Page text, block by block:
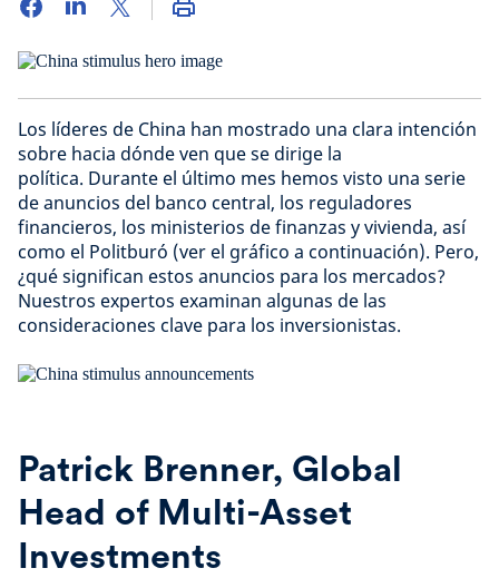
Los líderes de China han mostrado una clara intención
sobre hacia dónde ven que se dirige la
política. Durante el último mes hemos visto una serie
de anuncios del banco central, los reguladores
financieros, los ministerios de finanzas y vivienda, así
como el Politburó (ver el gráfico a continuación). Pero,
¿qué significan estos anuncios para los mercados?
Nuestros expertos examinan algunas de las
consideraciones clave para los inversionistas.
Patrick Brenner, Global
Head of Multi-Asset
Investments